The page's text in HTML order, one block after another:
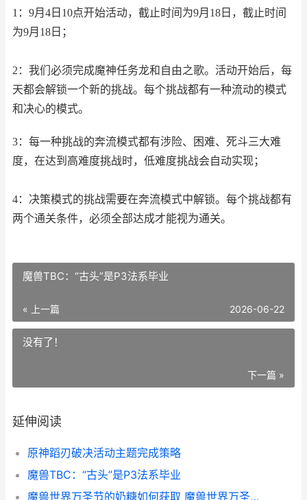
1：9月4日10点开始活动，截止时间为9月18日，截止时间
为9月18日；
2：我们必须完成魔神任务龙和自由之歌。活动开始后，每
天都会解锁一个新的挑战。每个挑战都有一种流动的模式
和决心的模式。
3：每一种挑战的奔流模式都有涉险、困难、死斗三大难
度，在达到高难度挑战时，低难度挑战会自动实现；
4：决策模式的挑战需要在奔流模式中解锁。每个挑战都有
两个通关条件，必须全部达成才能视为通关。
魔兽TBC：“古头”是P3法系毕业
« 上一篇 2026-06-22
没有了！
下一篇 »
延伸阅读
原神蹈刃破决活动主题完成策略
魔兽TBC：“古头”是P3法系毕业
魔兽世界万圣节的奶糖如何获取 魔兽世界万圣节任务攻略